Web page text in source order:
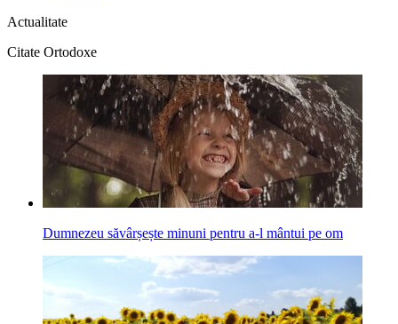
Actualitate
Citate Ortodoxe
Dumnezeu săvârșește minuni pentru a-l mântui pe om